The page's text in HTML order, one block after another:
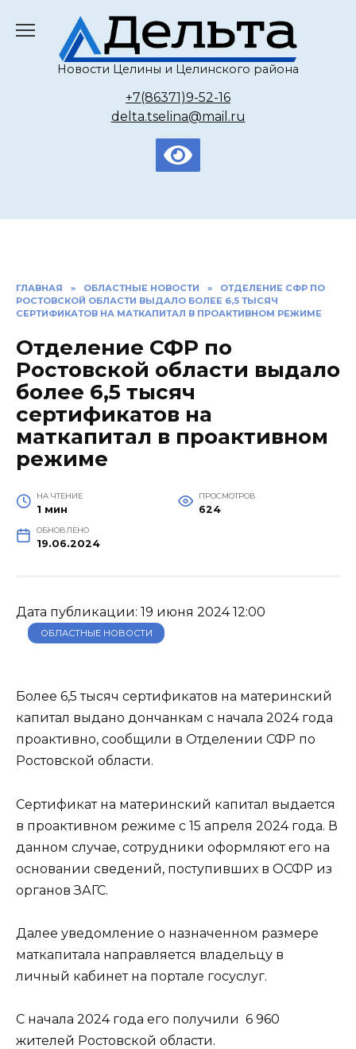
содержанию
Новости Целины и Целинского района
+7(86371)9-52-16
delta.tselina@mail.ru
ГЛАВНАЯ » ОБЛАСТНЫЕ НОВОСТИ »
ОТДЕЛЕНИЕ СФР ПО
РОСТОВСКОЙ ОБЛАСТИ ВЫДАЛО БОЛЕЕ 6,5 ТЫСЯЧ
СЕРТИФИКАТОВ НА МАТКАПИТАЛ В ПРОАКТИВНОМ РЕЖИМЕ
Отделение СФР по
Ростовской области выдало
более 6,5 тысяч
сертификатов на
маткапитал в проактивном
режиме
НА ЧТЕНИЕ
1 мин
ПРОСМОТРОВ
624
ОБНОВЛЕНО
19.06.2024
Дата публикации: 19 июня 2024 12:00
ОБЛАСТНЫЕ НОВОСТИ
Более 6,5 тысяч сертификатов на материнский
капитал выдано дончанкам с начала 2024 года
проактивно, сообщили в Отделении СФР по
Ростовской области.
Сертификат на материнский капитал выдается
в проактивном режиме с 15 апреля 2024 года. В
данном случае, сотрудники оформляют его на
основании сведений, поступивших в ОСФР из
органов ЗАГС.
Далее уведомление о назначенном размере
маткапитала направляется владельцу в
личный кабинет на портале госуслуг.
С начала 2024 года его получили 6 960
жителей Ростовской области.